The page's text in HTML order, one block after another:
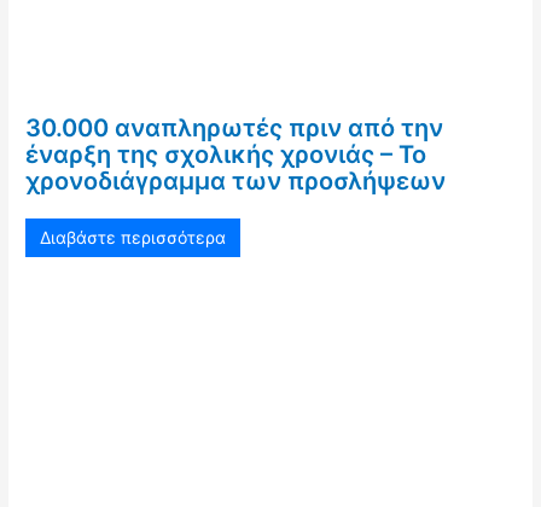
30.000 αναπληρωτές πριν από την
έναρξη της σχολικής χρονιάς – Το
χρονοδιάγραμμα των προσλήψεων
Διαβάστε περισσότερα